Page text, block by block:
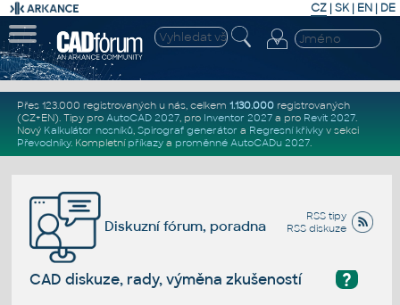
CZ | SK| EN | DE
Přes 123.000 registrovaných u nás, celkem 1.130.000registrovaných
(CZ+EN). Tipy pro AutoCAD 2027, pro Inventor 2027a pro Revit 2027.
Nový Kalkulátor nosníků, Spirograf generátor a Regresní křivkyv sekci
Převodníky. Kompletní příkazya proměnné AutoCADu 2027.
RSS tipy
RSS diskuze
Diskuzní fórum, poradna
?
CAD diskuze, rady, výměna zkušeností